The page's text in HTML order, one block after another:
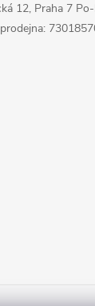
12, Praha 7